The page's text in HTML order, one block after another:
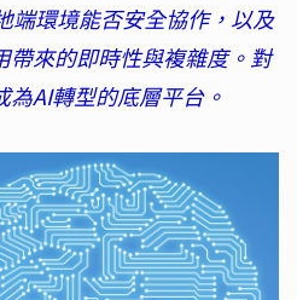
端環境能否安全協作，以及
帶來的即時性與複雜度。對
AI轉型的底層平台。